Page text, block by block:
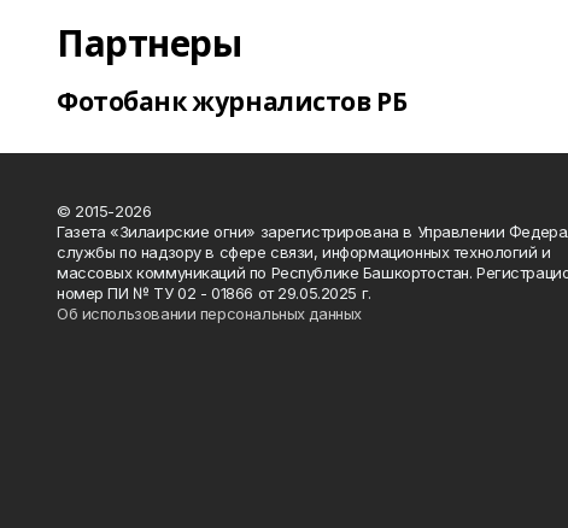
Партнеры
Фотобанк журналистов РБ
© 2015-2026
Газета «Зилаирские огни» зарегистрирована в Управлении
службы по надзору в сфере связи, информационных технологий и
массовых коммуникаций по Республике Башкортостан.
номер ПИ № ТУ 02 - 01866 от 29.05.2025 г.
Об использовании персональных данных